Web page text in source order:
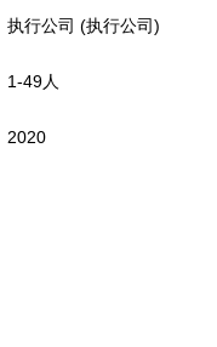
执行公司 (执行公司)
1-49人
2020